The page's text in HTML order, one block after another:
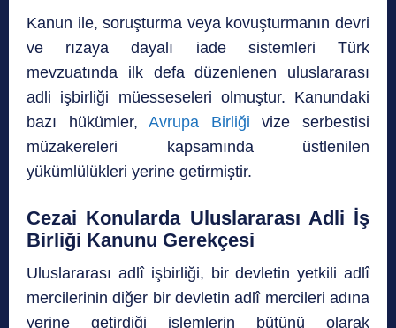
Kanun ile, soruşturma veya kovuşturmanın devri
ve rızaya dayalı iade sistemleri Türk
mevzuatında ilk defa düzenlenen uluslararası
adli işbirliği müesseseleri olmuştur. Kanundaki
bazı hükümler,Avrupa Birliği vize serbestisi
müzakereleri kapsamında üstlenilen
yükümlülükleri yerine getirmiştir.
Cezai Konularda Uluslararası Adli İş
Birliği Kanunu Gerekçesi
Uluslararası adlî işbirliği, bir devletin yetkili adlî
mercilerinin diğer bir devletin adlî mercileri adına
yerine getirdiği işlemlerin bütünü olarak